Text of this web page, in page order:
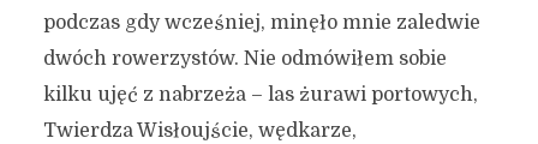
podczas gdy wcześniej, minęło mnie zaledwie
dwóch rowerzystów. Nie odmówiłem sobie
kilku ujęć z nabrzeża – las żurawi portowych,
Twierdza Wisłoujście, wędkarze,